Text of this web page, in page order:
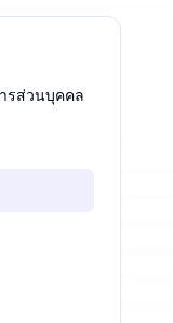
รส่วนบุคคล